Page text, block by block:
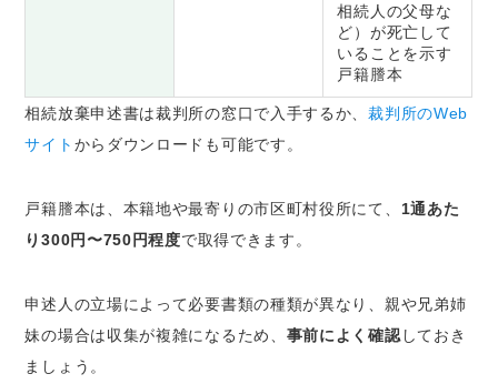
相続人の父母な
ど）が死亡して
いることを示す
戸籍謄本
相続放棄申述書は裁判所の窓口で入手するか、裁判所のWeb
サイト からダウンロードも可能です。
戸籍謄本は、本籍地や最寄りの市区町村役所にて、 1通あた
り300円〜750円程度で取得できます。
申述人の立場によって必要書類の種類が異なり、親や兄弟姉
妹の場合は収集が複雑になるため、 事前によく確認 しておき
ましょう。